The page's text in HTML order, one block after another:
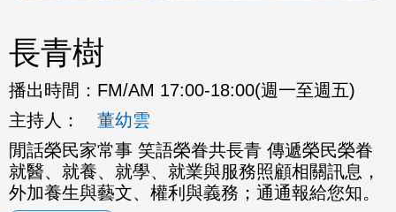
長青樹
播出時間： FM/AM 17:00-18:00(週一至週五)
主持人：
董幼雲
閒話榮民家常事 笑語榮眷共長青 傳遞榮民榮眷
就醫、就養、就學、就業與服務照顧相關訊息，
外加養生與藝文、權利與義務；通通報給您知。